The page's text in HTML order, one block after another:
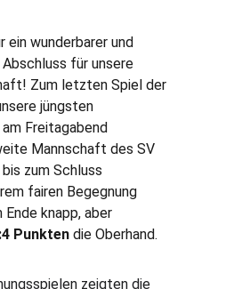
ein wunderbarer und
für unsere
Zum letzten Spiel der
jüngsten
Freitagabend
Mannschaft des SV
zum Schluss
fairen Begegnung
knapp, aber
Punkten die Oberhand.
zeigten die